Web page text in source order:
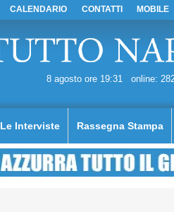
CALENDARIO CONTATTI MOBILE
8 agosto ore 19:31 online:
Le Interviste Rassegna Stampa